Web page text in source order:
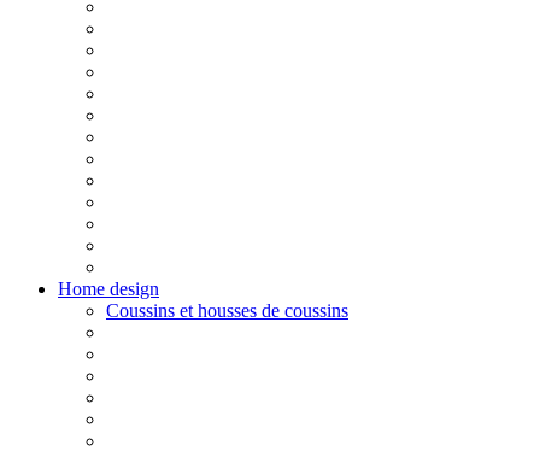
Home design
Coussins et housses de coussins